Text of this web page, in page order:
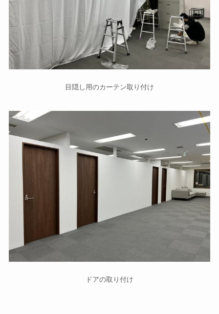
目隠し用のカーテン取り付け
ドアの取り付け